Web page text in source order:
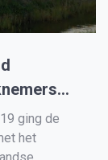
ging de
het